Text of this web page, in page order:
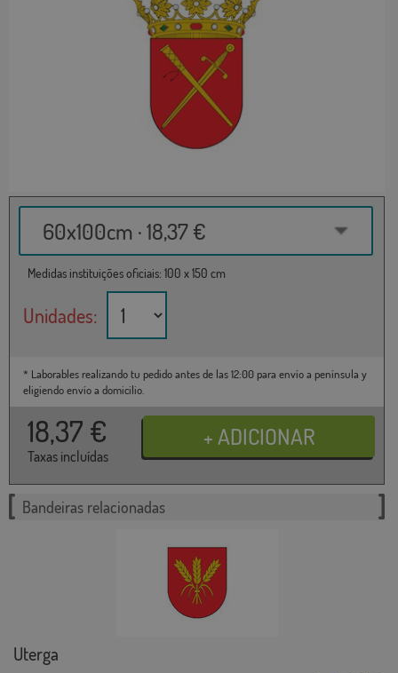
60x100cm · 18,37 €
Medidas instituições oficiais: 100 x 150 cm
Unidades:
* Laborables realizando tu pedido antes de las 12:00 para envío a península y
eligiendo envío a domicilio.
18,37 €
Taxas incluídas
Bandeiras relacionadas
Uterga